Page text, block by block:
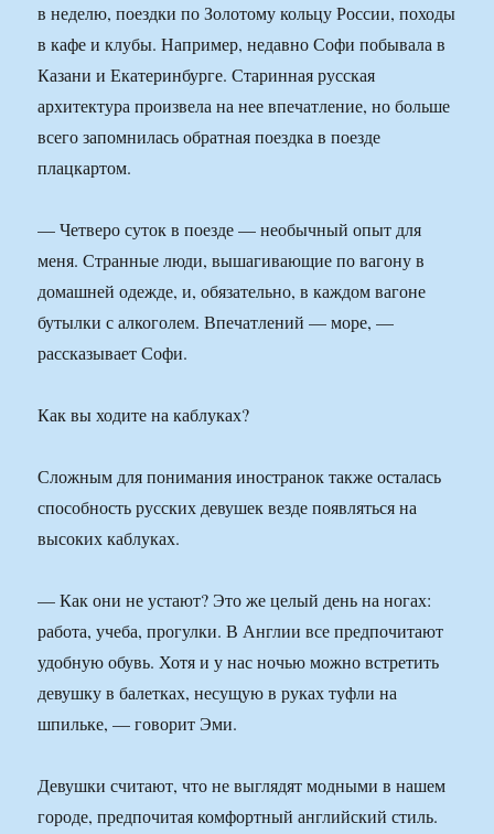
в неделю, поездки по Золотому кольцу России, походы
в кафе и клубы. Например, недавно Софи побывала в
Казани и Екатеринбурге. Старинная русская
архитектура произвела на нее впечатление, но больше
всего запомнилась обратная поездка в поезде
плацкартом.
— Четверо суток в поезде — необычный опыт для
меня. Странные люди, вышагивающие по вагону в
домашней одежде, и, обязательно, в каждом вагоне
бутылки с алкоголем. Впечатлений — море, —
рассказывает Софи.
Как вы ходите на каблуках?
Сложным для понимания иностранок также осталась
способность русских девушек везде появляться на
высоких каблуках.
— Как они не устают? Это же целый день на ногах:
работа, учеба, прогулки. В Англии все предпочитают
удобную обувь. Хотя и у нас ночью можно встретить
девушку в балетках, несущую в руках туфли на
шпильке, — говорит Эми.
Девушки считают, что не выглядят модными в нашем
городе, предпочитая комфортный английский стиль.